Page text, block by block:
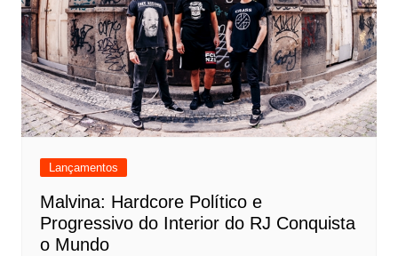
Lançamentos
Malvina: Hardcore Político e
Progressivo do Interior do RJ Conquista
o Mundo